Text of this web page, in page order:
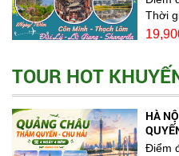
Thời
TOUR HOT
HÀ
Điểm